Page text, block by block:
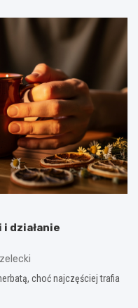
i działanie
choć najczęściej trafia